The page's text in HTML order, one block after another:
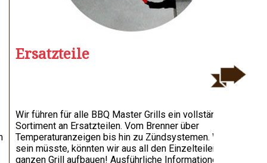
Ersatzteile
Wir führen für alle BBQ Master Grills ein vollständiges
Sortiment an Ersatzteilen. Vom Brenner über
Temperaturanzeigen bis hin zu Zündsystemen. Wenn’s
sein müsste, könnten wir aus all den Einzelteilen einen
ganzen Grill aufbauen! Ausführliche Informationen